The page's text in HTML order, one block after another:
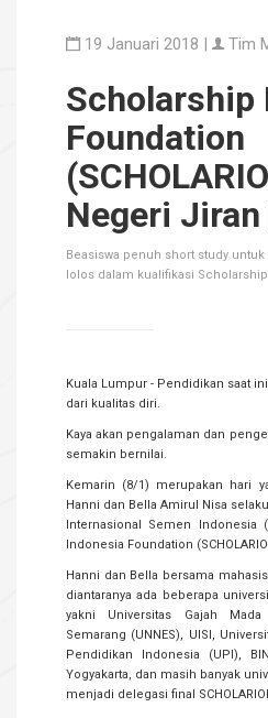
19 Januari 2018 | Tim
Scholarship
Foundation
Negeri
Beasiswa penuh short study untuk
lolos dalam kualifikasi
Kuala Lumpur - Pendidikan saat
dari kualitas diri.
Kaya akan pengalaman dan
semakin bernilai.
Kemarin (8/1) merupakan hari
Hanni dan Bella Amirul Nisa
Internasional Semen Indonesia
Indonesia Foundation
Hanni dan Bella bersama
diantaranya ada beberapa
yakni Universitas Gajah
Semarang (UNNES), UISI,
Pendidikan Indonesia (UPI),
Yogyakarta, dan masih banyak
menjadi delegasi final